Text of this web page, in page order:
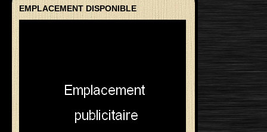
EMPLACEMENT DISPONIBLE